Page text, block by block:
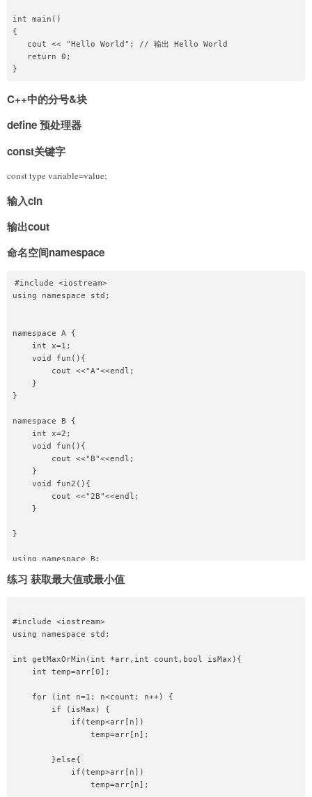
int main()
{
   cout << "Hello World"; // 输出 Hello World
   return 0;
}
C++中的分号&块
define 预处理器
const关键字
const type variable=value;
输入cin
输出cout
命名空间namespace
#include <iostream>
using namespace std;
namespace A {
    int x=1;
    void fun(){
        cout <<"A"<<endl;
    }
}
namespace B {
    int x=2;
    void fun(){
        cout <<"B"<<endl;
    }
    void fun2(){
        cout <<"2B"<<endl;
    }
}
using namespace B;
    cout <<A::x<<endl;
    return 0;
}
练习 获取最大值或最小值
#include <iostream>
using namespace std;
int getMaxOrMin(int *arr,int count,bool isMax){
    int temp=arr[0];
    for (int n=1; n<count; n++) {
        if (isMax) {
            if(temp<arr[n])
                temp=arr[n];
        }else{
            if(temp>arr[n])
                temp=arr[n];